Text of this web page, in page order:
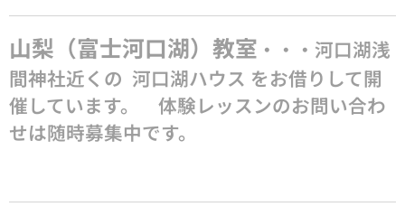
山梨（富士河口湖）教室 ・・・河口湖浅
間神社近くの 河口湖ハウス をお借りして開
催しています。 体験レッスンのお問い合わ
せは随時募集中です。